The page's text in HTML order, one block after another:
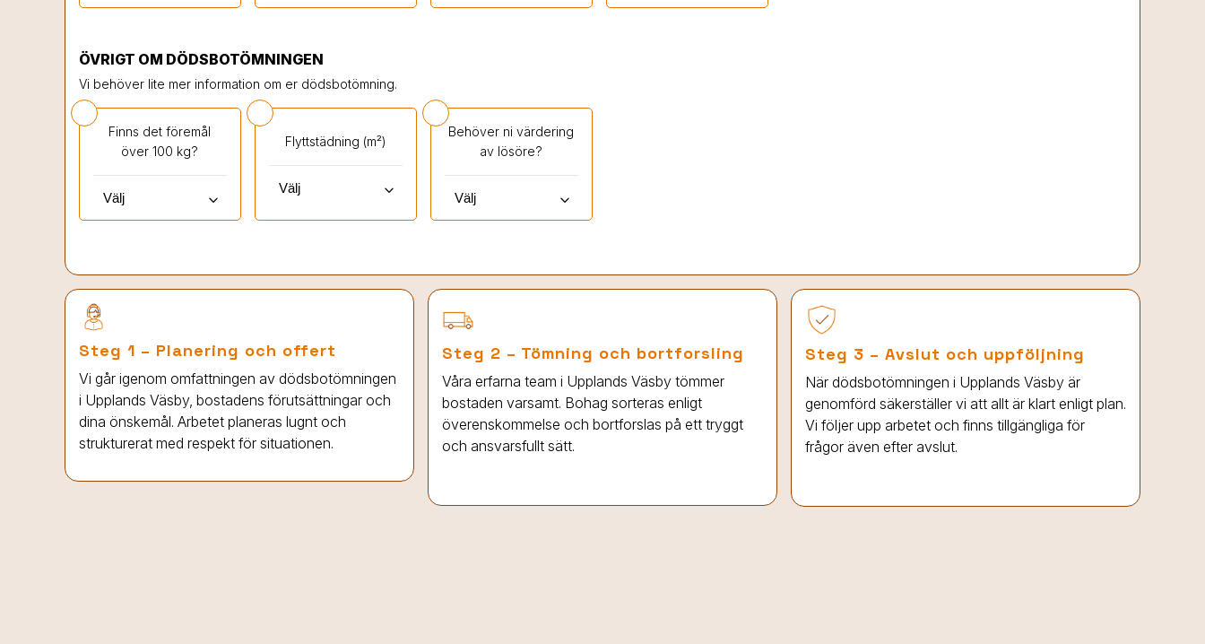
ÖVRIGT OM DÖDSBOTÖMNINGEN
Vi behöver lite mer information om er dödsbotömning.
Finns det föremål
över 100 kg?
keyboard_arrow_down
Flyttstädning (m²)
keyboard_arrow_down
Behöver ni värdering
av lösöre?
keyboard_arrow_down
Steg 1 – Planering och offert
Vi går igenom omfattningen av dödsbotömningen
i Upplands Väsby, bostadens förutsättningar och
dina önskemål. Arbetet planeras lugnt och
strukturerat med respekt för situationen.
Steg 2 – Tömning och bortforsling
Våra erfarna team i Upplands Väsby tömmer
bostaden varsamt. Bohag sorteras enligt
överenskommelse och bortforslas på ett tryggt
och ansvarsfullt sätt.
Steg 3 – Avslut och uppföljning
När dödsbotömningen i Upplands Väsby är
genomförd säkerställer vi att allt är klart enligt plan.
Vi följer upp arbetet och finns tillgängliga för
frågor även efter avslut.